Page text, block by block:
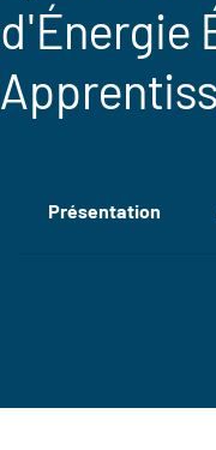
d'Énergie
Accéder
Présentation